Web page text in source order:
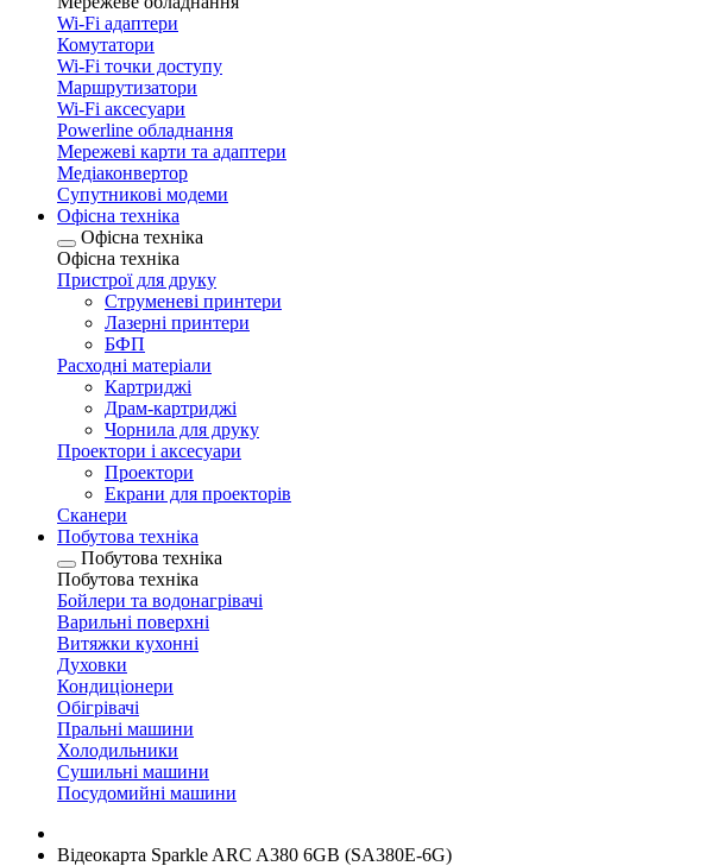
Wi-Fi адаптери
Комутатори
Wi-Fi точки доступу
Маршрутизатори
Wi-Fi аксесуари
Рowerline обладнання
Мережеві карти та адаптери
Медіаконвертор
Супутникові модеми
Офісна техніка
Офісна техніка
Офісна техніка
Пристрої для друку
Струменеві принтери
Лазерні принтери
БФП
Расходні матеріали
Картриджі
Драм-картриджі
Чорнила для друку
Проектори і аксесуари
Проектори
Екрани для проекторів
Сканери
Побутова техніка
Побутова техніка
Побутова техніка
Бойлери та водонагрівачі
Варильні поверхні
Витяжки кухонні
Духовки
Кондиціонери
Обігрівачі
Пральні машини
Холодильники
Сушильні машини
Посудомийні машини
Відеокарта Sparkle ARC A380 6GB (SA380E-6G)